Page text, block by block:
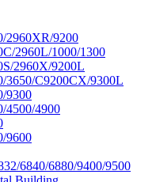
2960XR/9200
2960L/1000/1300
2960X/9200L
3650/C9200CX/9300L
9300
4500/4900
9600
6840/6880/9400/9500